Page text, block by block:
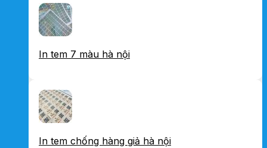
In tem 7 màu hà nội
In tem chống hàng giả hà nội